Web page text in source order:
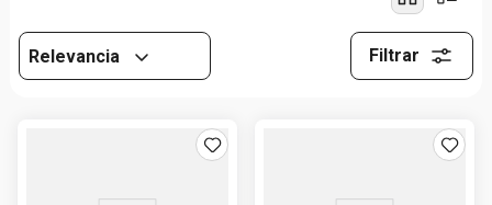
Relevancia Filtrar